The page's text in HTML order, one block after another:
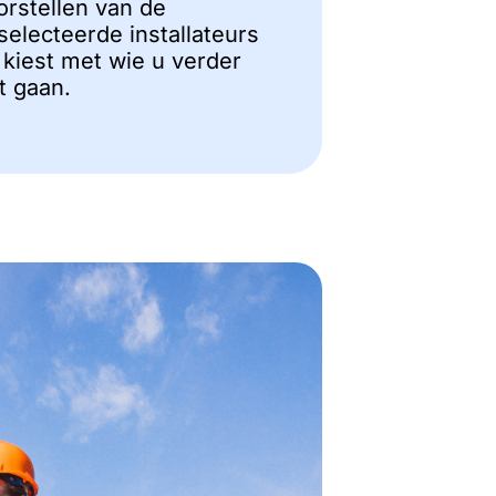
van de
installateurs
met wie u verder
gaan.